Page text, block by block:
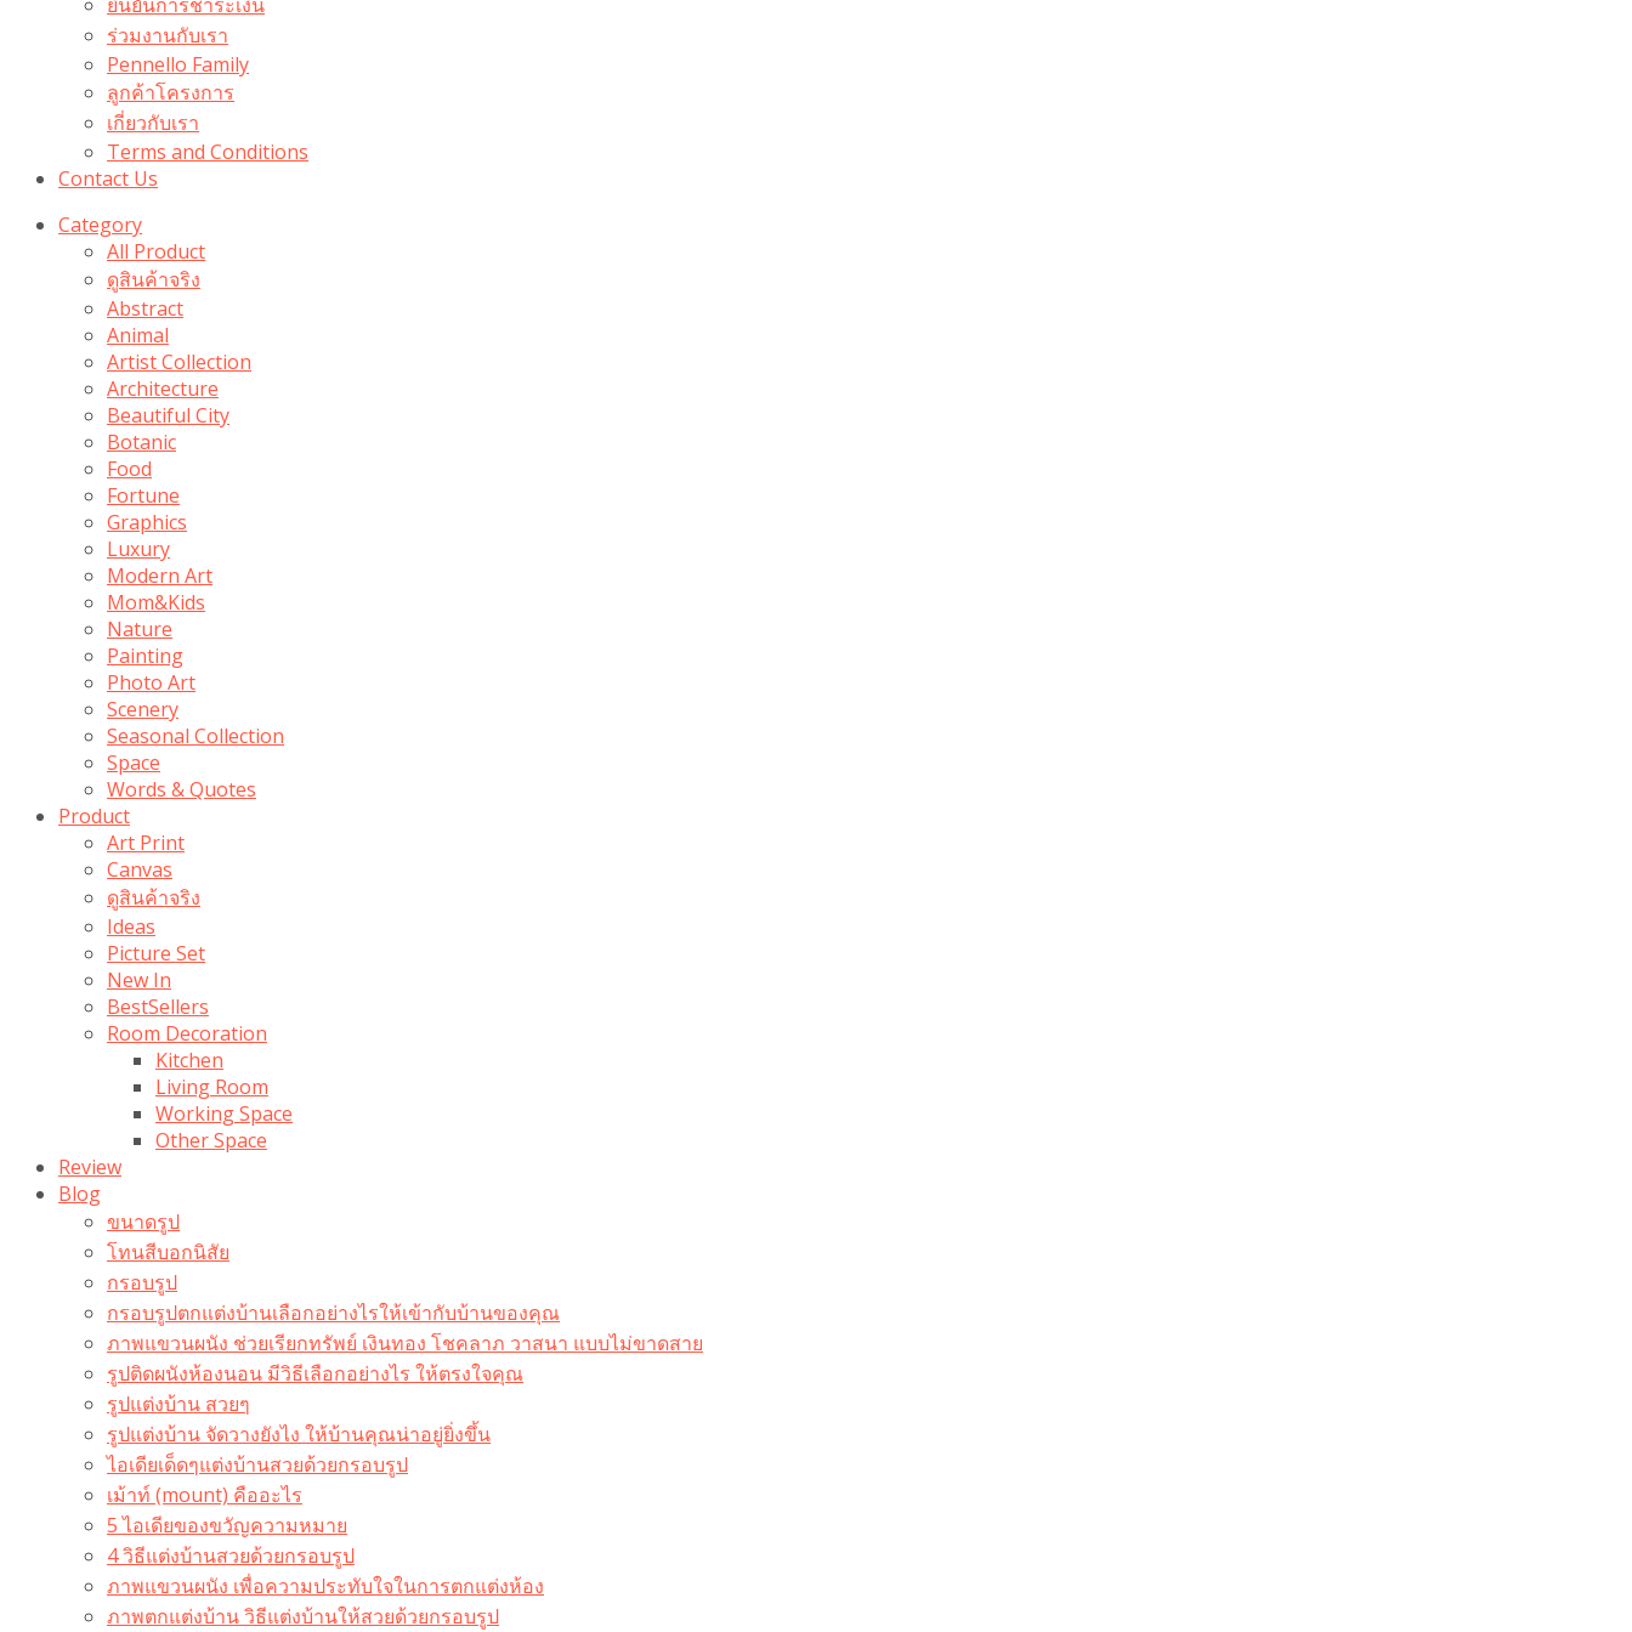
ร่วมงานกับเรา
Pennello Family
ลูกค้าโครงการ
เกี่ยวกับเรา
Terms and Conditions
Contact Us
Category
All Product
ดูสินค้าจริง
Abstract
Animal
Artist Collection
Architecture
Beautiful City
Botanic
Food
Fortune
Graphics
Luxury
Modern Art
Mom&Kids
Nature
Painting
Photo Art
Scenery
Seasonal Collection
Space
Words & Quotes
Product
Art Print
Canvas
ดูสินค้าจริง
Ideas
Picture Set
New In
BestSellers
Room Decoration
Kitchen
Living Room
Working Space
Other Space
Review
Blog
ขนาดรูป
โทนสีบอกนิสัย
กรอบรูป
กรอบรูปตกแต่งบ้านเลือกอย่างไรให้เข้ากับบ้านของคุณ
ภาพแขวนผนัง ช่วยเรียกทรัพย์ เงินทอง โชคลาภ วาสนา แบบไม่ขาดสาย
รูปติดผนังห้องนอน มีวิธีเลือกอย่างไร ให้ตรงใจคุณ
รูปแต่งบ้าน สวยๆ
รูปแต่งบ้าน จัดวางยังไง ให้บ้านคุณน่าอยู่ยิ่งขึ้น
ไอเดียเด็ดๆแต่งบ้านสวยด้วยกรอบรูป
เม้าท์ (mount) คืออะไร​
5 ไอเดียของขวัญความหมาย
4 วิธีแต่งบ้านสวยด้วยกรอบรูป
ภาพแขวนผนัง เพื่อความประทับใจในการตกแต่งห้อง
ภาพตกแต่งบ้าน วิธีแต่งบ้านให้สวยด้วยกรอบรูป